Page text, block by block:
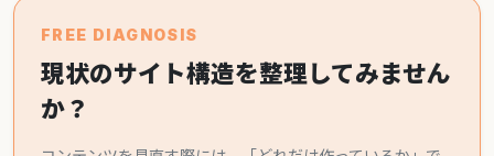
FREE DIAGNOSIS
現状のサイト構造を整理してみません
か？